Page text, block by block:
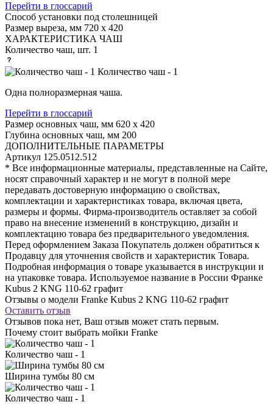
Перейти в глоссарий
Способ установки под столешницей
Размер выреза, мм 720 х 420
ХАРАКТЕРИСТИКА ЧАШ
Количество чаш, шт. 1
Количество чаш - 1
Одна полноразмерная чаша.
Перейти в глоссарий
Размер основных чаш, мм 620 х 420
Глубина основных чаш, мм 200
ДОПОЛНИТЕЛЬНЫЕ ПАРАМЕТРЫ
Артикул 125.0512.512
* Все информационные материалы, представленные на Сайте,
носят справочный характер и не могут в полной мере
передавать достоверную информацию о свойствах,
комплектации и характеристиках товара, включая цвета,
размеры и формы. Фирма-производитель оставляет за собой
право на внесение изменений в конструкцию, дизайн и
комплектацию товара без предварительного уведомления.
Перед оформлением Заказа Покупатель должен обратиться к
Продавцу для уточнения свойств и характеристик Товара.
Подробная информация о товаре указывается в инструкции и
на упаковке товара. Используемое название в России Франке
Kubus 2 KNG 110-62 графит
Отзывы о модели Franke Kubus 2 KNG 110-62 графит
Оставить отзыв
Отзывов пока нет, Ваш отзыв может стать первым.
Почему стоит выбрать мойки Franke
Количество чаш - 1
Ширина тумбы 80 см
Количество чаш - 1